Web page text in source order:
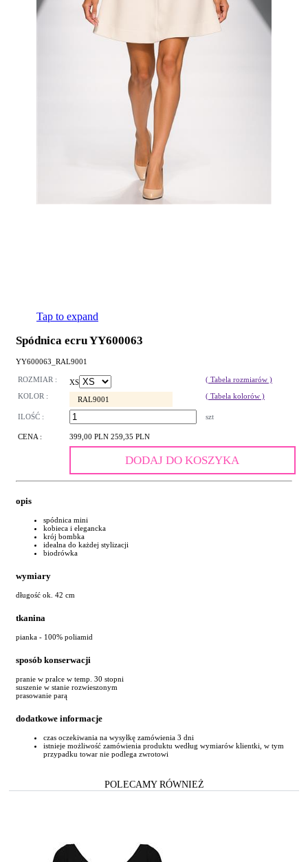
Tap to expand
Spódnica ecru YY600063
YY600063_RAL9001
ROZMIAR : XS
( Tabela rozmiarów )
KOLOR :
RAL9001 ( Tabela kolorów )
ILOŚĆ : szt
CENA : 399,00 PLN 259,35 PLN
DODAJ DO KOSZYKA
opis
spódnica mini
kobieca i elegancka
krój bombka
idealna do każdej stylizacji
biodrówka
wymiary
długość ok. 42 cm
tkanina
pianka - 100% poliamid
sposób konserwacji
pranie w pralce w temp. 30 stopni
suszenie w stanie rozwieszonym
prasowanie parą
dodatkowe informacje
czas oczekiwania na wysyłkę zamówienia 3 dni
istnieje możliwość zamówienia produktu według wymiarów klientki, w tym
przypadku towar nie podlega zwrotowi
POLECAMY RÓWNIEŻ